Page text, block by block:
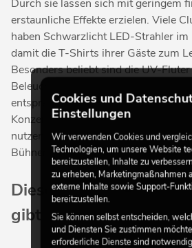
Durch sie lassen sich mit geringem
erstaunliche Effekte erzielen. Viele
haben Schwarzlicht LED-Strahler
damit die T-Shirts ihrer Gäste zum
Besonders beliebt sind die UV-
Beleuchtung für Mottopartys, bei der
entsprechende Kleidungsstücke
Konzerten, Zaubershows und
nutzen Künstler den Effekt für ihre
Bühnenshows.
Diese Schwarzlicht-
gibt es zu kaufen
Cookies und
Einstellungen
Wir verwenden Cookies und
Technologien, um unsere Website
bereitzustellen, Inhalte zu
zu erheben, Marketingmaßnahmen
externe Inhalte sowie Support-
bereitzustellen.
Sie können selbst entscheiden,
und Diensten Sie zustimmen
erforderliche Dienste sind